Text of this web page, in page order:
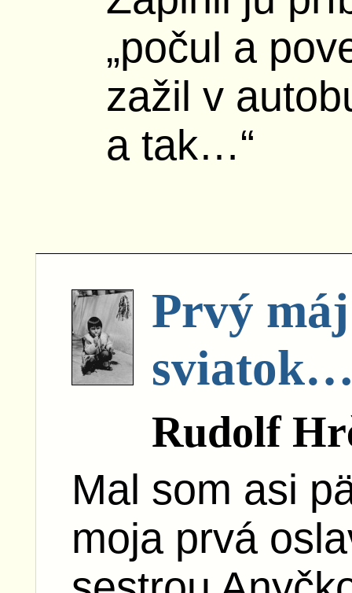
„počul a
zažil v
a tak…“
Prvý
Rudolf
Mal som asi
moja prvá